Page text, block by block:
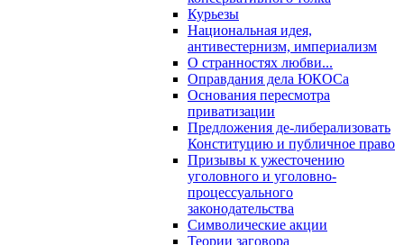
Курьезы
Национальная идея,
антивестернизм, империализм
О странностях любви...
Оправдания дела ЮКОСа
Основания пересмотра
приватизации
Предложения де-либерализовать
Конституцию и публичное право
Призывы к ужесточению
уголовного и уголовно-
процессуального
законодательства
Символические акции
Теории заговора